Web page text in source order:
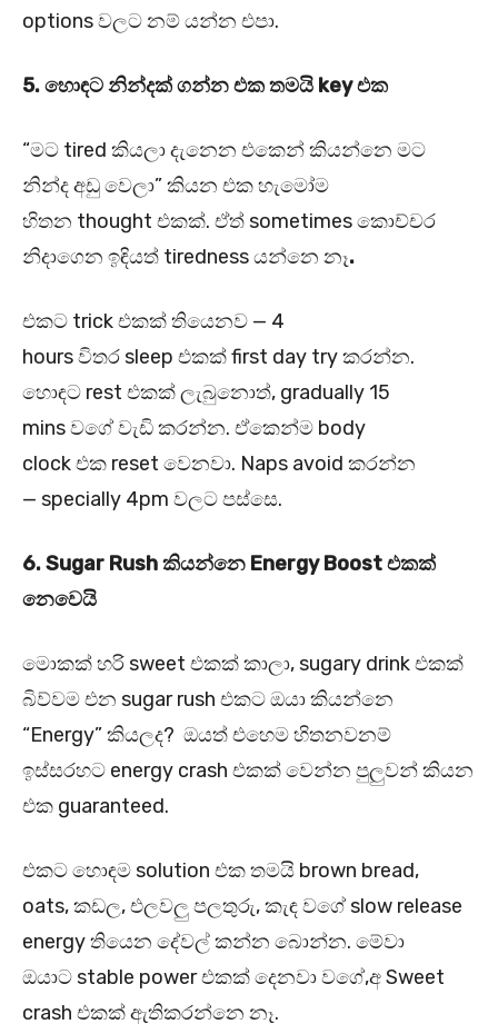
options වලට නම් යන්න එපා.
5.හොඳට නින්දක් ගන්න එක තමයි keyඑක
“මට tired කියලා දැනෙන එකෙන් කියන්නෙ මට
නින්ද අඩු වෙලා” කියන එක හැමෝම
හිතන thought එකක්. ඒත් sometimes කොච්චර
නිදාගෙන ඉඳියත් tiredness යන්නෙ නෑ.
එකට trick එකක් තියෙනව — 4
hours විතර sleep එකක් first day try කරන්න.
හොඳට rest එකක් ලැබුනොත්, gradually 15
mins වගේ වැඩි කරන්න. ඒකෙන්ම body
clock එක reset වෙනවා. Naps avoid කරන්න
— specially 4pm වලට පස්සෙ.
6. Sugar Rushකියන්නෙ Energy Boostඑකක්
නෙවෙයි
මොකක් හරි sweet එකක් කාලා, sugary drink එකක්
බිව්වම එන sugar rush එකට ඔයා කියන්නෙ
“Energy” කියලද? ඔයත් එහෙම හිතනවනම්
ඉස්සරහට energy crash එකක් වෙන්න පුලුවන් කියන
එක guaranteed.
එකට හොඳම solution එක තමයි brown bread,
oats, කඩල, එලවලු පලතුරු, කැඳ වගේ slow release
energy තියෙන දේවල් කන්න බොන්න. මේවා
ඔයාට stable power එකක් දෙනවා වගේ,අ Sweet
crash එකක් ඇතිකරන්නෙ නෑ.